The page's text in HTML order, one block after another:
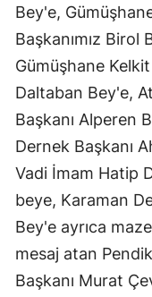
Bey'e,
Başkanımız
Gümüşhane
Daltaban Bey'e,
Başkanı Alperen
Dernek Başkanı
Vadi İmam Hatip
beye, Karaman
Bey'e ayrıca
mesaj atan
Başkanı Murat